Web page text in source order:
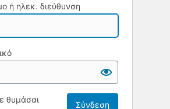
ή ηλεκ. διεύθυνση
θυμάσαι